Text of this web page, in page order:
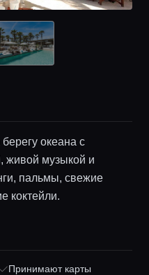
океана с
живой музыкой и
пальмы, свежие
коктейли.
Принимают карты